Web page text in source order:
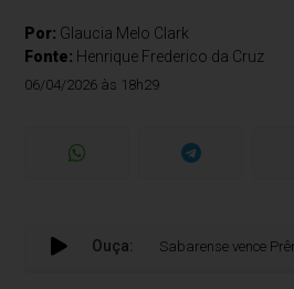
Por: Glaucia Melo Clark
Fonte: Henrique Frederico da Cruz
06/04/2026 às 18h29
Ouça:Sabarense vence Prêmio